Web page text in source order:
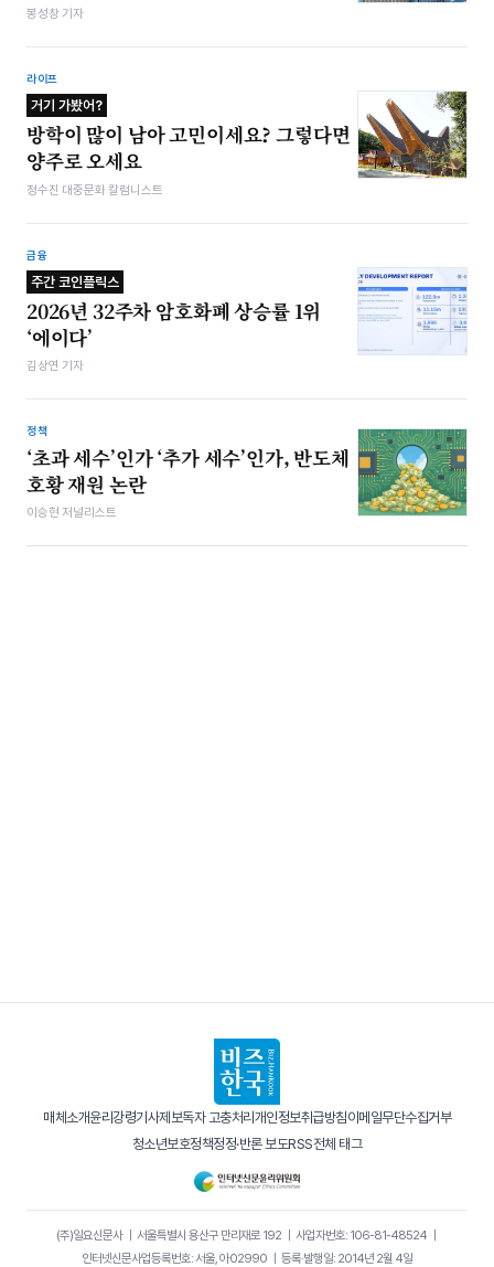
봉성창 기자
라이프
거기 가봤어?
방학이 많이 남아 고민이세요? 그렇다면
양주로 오세요
정수진 대중문화 칼럼니스트
금융
주간 코인플릭스
2026년 32주차 암호화폐 상승률 1위
‘에이다’
김상연 기자
정책
‘초과 세수’인가 ‘추가 세수’인가, 반도체
호황 재원 논란
이승현 저널리스트
매체소개윤리강령기사제보독자 고충처리 개인정보취급방침이메일무단수집거부
청소년보호정책정정·반론 보도RSS전체 태그
(주)일요신문사｜ 서울특별시 용산구 만리재로 192｜ 사업자번호: 106-81-48524｜
인터넷신문사업등록번호: 서울, 아02990 ｜ 등록·발행일: 2014년 2월 4일